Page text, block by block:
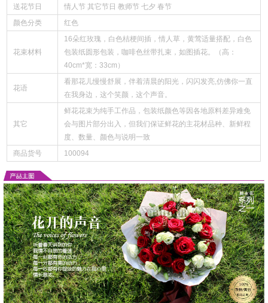
送花节日
情人节 其它节日 教师节 七夕 春节
颜色分类
红色
花束材料
16朵红玫瑰，白色桔梗间插，情人草，黄莺适量搭配，白色
包装纸圆形包装，咖啡色丝带扎束，如图插花。（高：
40cm*宽：33cm）
花语
看那花儿慢慢舒展，伴着清晨的阳光，闪闪发亮,仿佛你一直
在我身边，这个笑颜，这个声音。
其它
鲜花花束为纯手工作品，包装纸颜色等因各地原料差异难免
会与图片部分出入，但我们保证鲜花的主花材品种、新鲜程
度、数量、颜色与说明一致
商品货号
100094